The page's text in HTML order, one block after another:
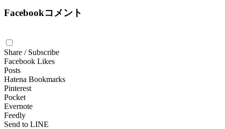
Facebookコメント
Share / Subscribe
Facebook Likes
Posts
Hatena Bookmarks
Pinterest
Pocket
Evernote
Feedly
Send to LINE